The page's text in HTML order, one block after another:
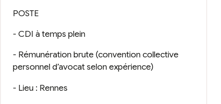
POSTE
- CDI à temps plein
- Rémunération brute (convention collective
personnel d’avocat selon expérience)
- Lieu : Rennes